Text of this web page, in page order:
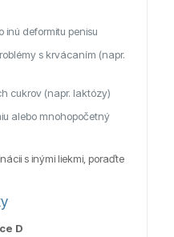
inú deformitu penisu
s krvácaním (napr.
cukrov (napr. laktózy)
alebo mnohopočetný
s inými liekmi, poraďte
D